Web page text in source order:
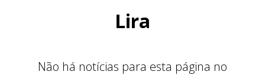
Lira
Não há notícias para esta página no